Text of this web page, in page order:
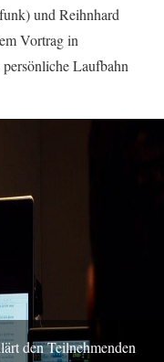
und Reihnhard
Vortrag in
Laufbahn
den Teilnehmenden